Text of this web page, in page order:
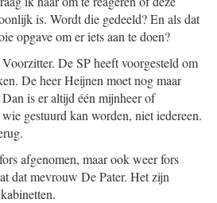
is. Wordt die gedeeld? En als dat
opgave om er iets aan te doen?
De SP heeft voorgesteld om
De heer Heijnen moet nog maar
is er altijd één mijnheer of
gestuurd kan worden, niet iedereen.
afgenomen, maar ook weer fors
dat mevrouw De Pater. Het zijn